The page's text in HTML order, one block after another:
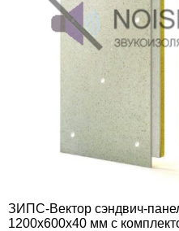
ЗИПС-Вектор сэндвич-
1200х600х40 мм с